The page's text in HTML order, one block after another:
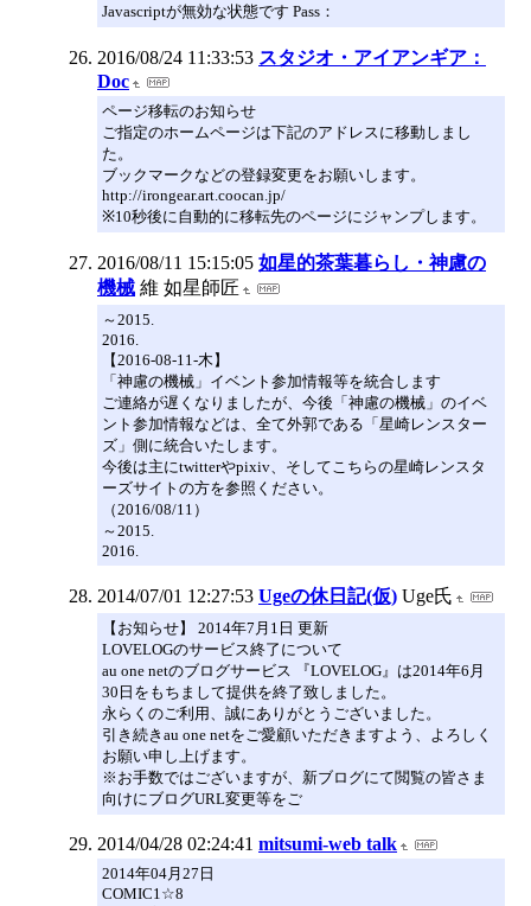
Javascriptが無効な状態です Pass：
2016/08/24 11:33:53 スタジオ・アイアンギア：
Doc
ページ移転のお知らせ
ご指定のホームページは下記のアドレスに移動しまし
た。
ブックマークなどの登録変更をお願いします。
http://irongear.art.coocan.jp/
※10秒後に自動的に移転先のページにジャンプします。
2016/08/11 15:15:05 如星的茶葉暮らし・神慮の
機械 維 如星師匠
～2015.
2016.
【2016-08-11-木】
「神慮の機械」イベント参加情報等を統合します
ご連絡が遅くなりましたが、今後「神慮の機械」のイベ
ント参加情報などは、全て外郭である「星崎レンスター
ズ」側に統合いたします。
今後は主にtwitterやpixiv、そしてこちらの星崎レンスタ
ーズサイトの方を参照ください。
（2016/08/11）
～2015.
2016.
2014/07/01 12:27:53 Ugeの休日記(仮) Uge氏
【お知らせ】 2014年7月1日 更新
LOVELOGのサービス終了について
au one netのブログサービス 『LOVELOG』は2014年6月
30日をもちまして提供を終了致しました。
永らくのご利用、誠にありがとうございました。
引き続きau one netをご愛顧いただきますよう、よろしく
お願い申し上げます。
※お手数ではございますが、新ブログにて閲覧の皆さま
向けにブログURL変更等をご
2014/04/28 02:24:41 mitsumi-web talk
2014年04月27日
COMIC1☆8